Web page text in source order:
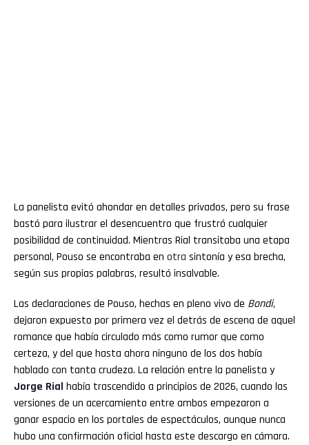
La panelista evitó ahondar en detalles privados, pero su frase
bastó para ilustrar el desencuentro que frustró cualquier
posibilidad de continuidad. Mientras Rial transitaba una etapa
personal, Pouso se encontraba en otra sintonía y esa brecha,
según sus propias palabras, resultó insalvable.
Las declaraciones de Pouso, hechas en pleno vivo de Bondi,
dejaron expuesto por primera vez el detrás de escena de aquel
romance que había circulado más como rumor que como
certeza, y del que hasta ahora ninguno de los dos había
hablado con tanta crudeza. La relación entre la panelista y
Jorge Rial había trascendido a principios de 2026, cuando las
versiones de un acercamiento entre ambos empezaron a
ganar espacio en los portales de espectáculos, aunque nunca
hubo una confirmación oficial hasta este descargo en cámara.